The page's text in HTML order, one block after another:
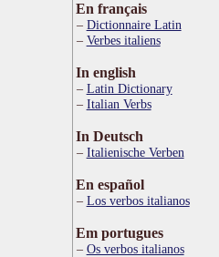
En français
Dictionnaire Latin
Verbes italiens
In english
Latin Dictionary
Italian Verbs
In Deutsch
Italienische Verben
En español
Los verbos italianos
Em portugues
Os verbos italianos